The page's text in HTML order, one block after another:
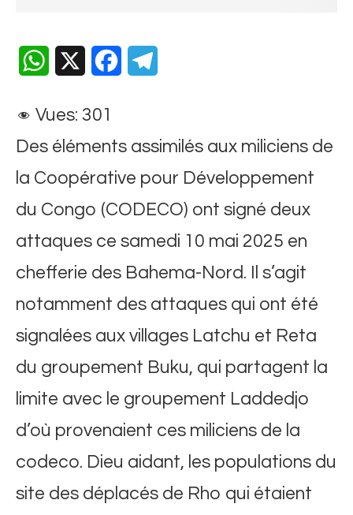
WhatsApp Facebook
Vues: 301
Des éléments assimilés aux miliciens de
la Coopérative pour Développement
du Congo (CODECO) ont signé deux
attaques ce samedi 10 mai 2025 en
chefferie des Bahema-Nord. Il s’agit
notamment des attaques qui ont été
signalées aux villages Latchu et Reta
du groupement Buku, qui partagent la
limite avec le groupement Laddedjo
d’où provenaient ces miliciens de la
codeco. Dieu aidant, les populations du
site des déplacés de Rho qui étaient